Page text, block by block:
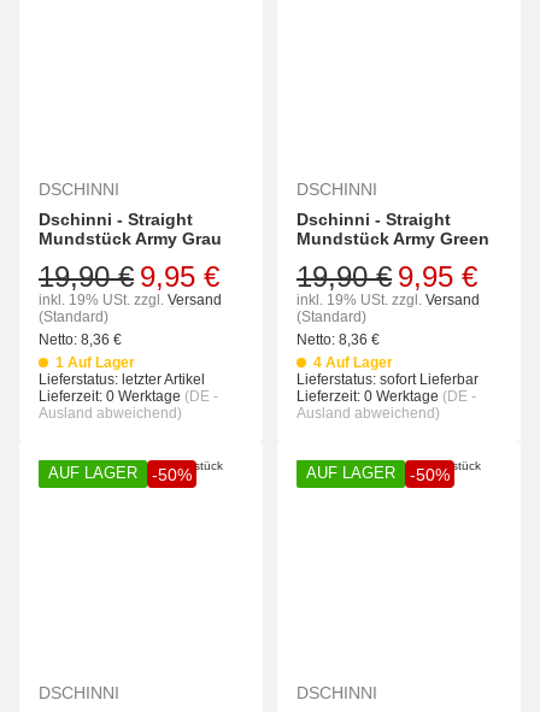
DSCHINNI
Dschinni - Straight
Mundstück Army Grau
9,95 €
19,90 €
inkl. 19% USt. zzgl. Versand
(Standard)
Netto: 8,36 €
1 Auf Lager
Lieferstatus: letzter Artikel
Lieferzeit: 0 Werktage (DE -
Ausland abweichend)
DSCHINNI
Dschinni - Straight
Mundstück Army Green
9,95 €
19,90 €
inkl. 19% USt. zzgl. Versand
(Standard)
Netto: 8,36 €
4 Auf Lager
Lieferstatus: sofort Lieferbar
Lieferzeit: 0 Werktage (DE -
Ausland abweichend)
AUF LAGER -50%
DSCHINNI
AUF LAGER -50%
DSCHINNI